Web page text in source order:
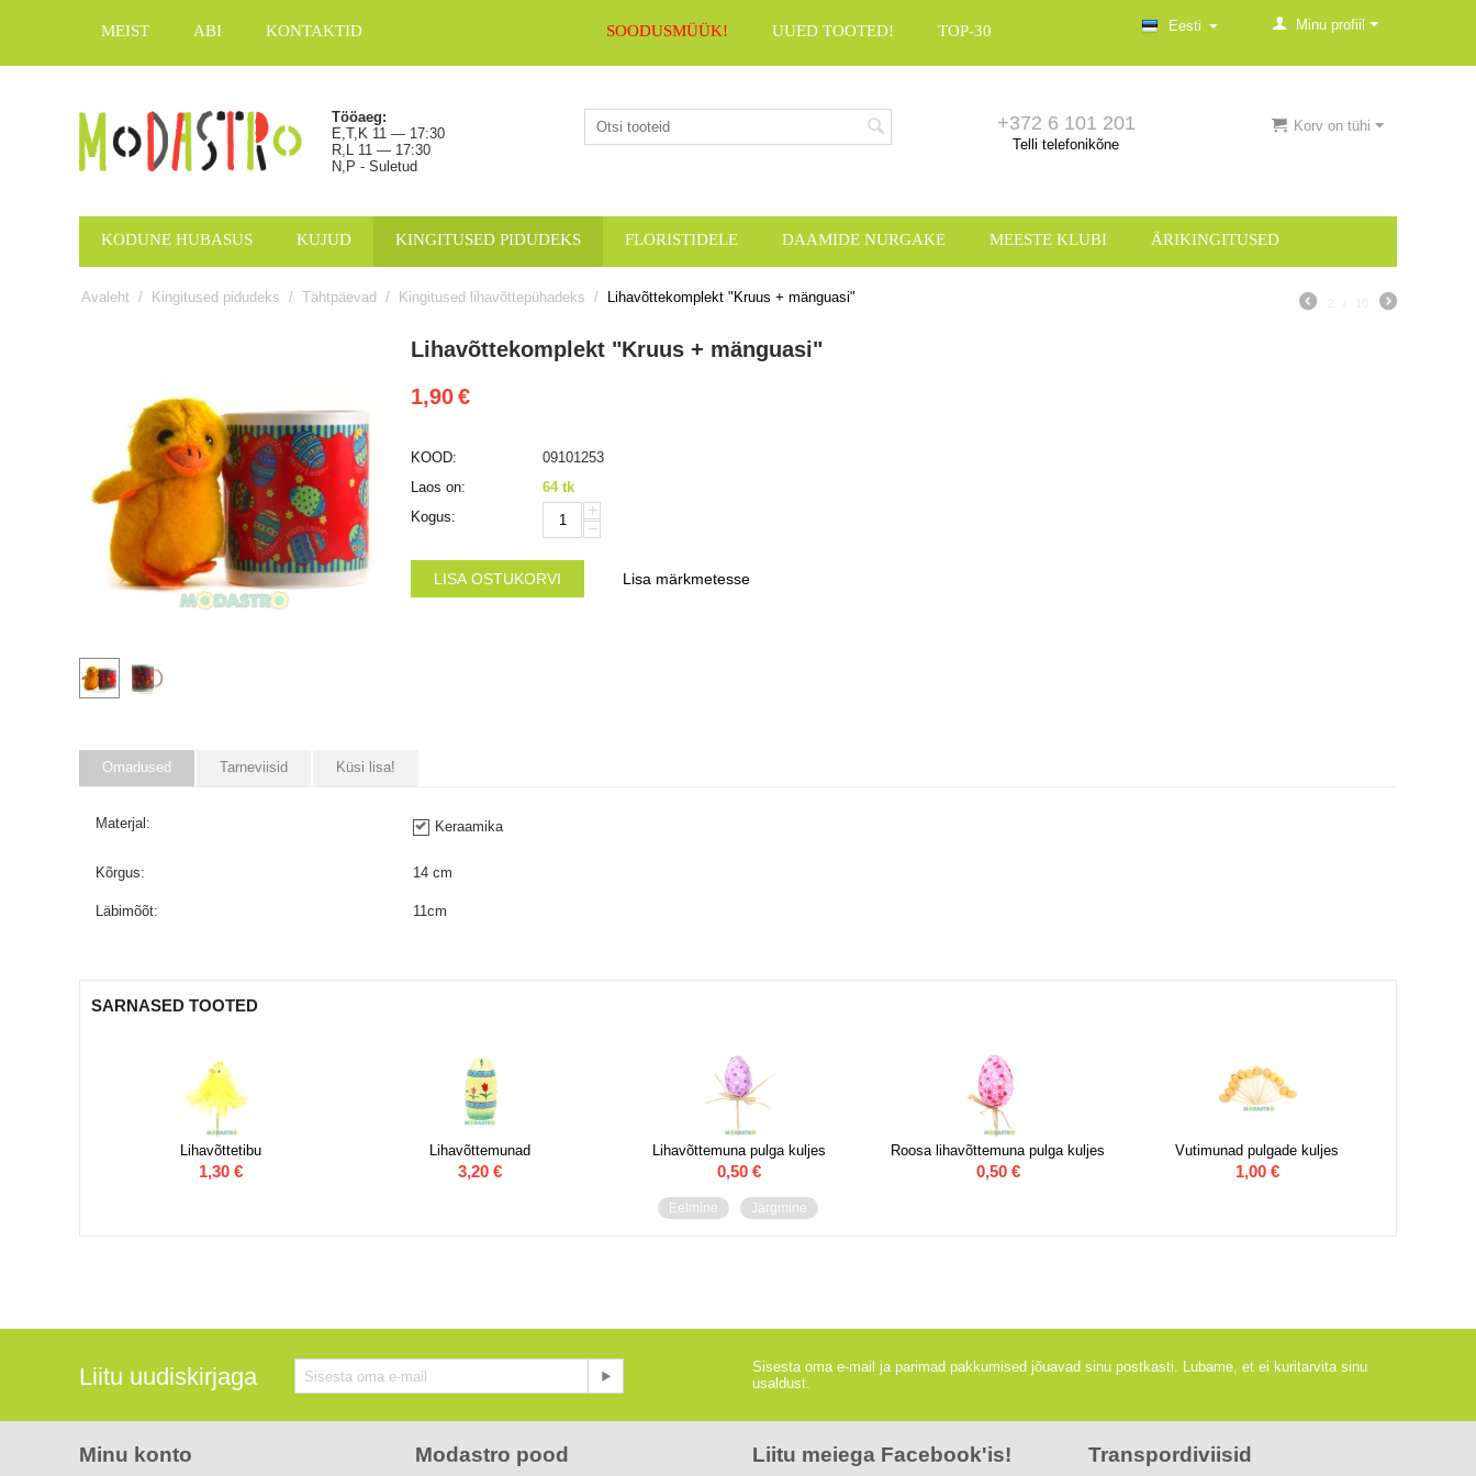
MEIST ABI KONTAKTID SOODUSMÜÜK! UUED TOOTED! TOP-30 Minu profiil
Eesti
Tööaeg:
E,T,K 11 — 17:30
R,L 11 — 17:30
N,P - Suletud
+372 6 101 201
Telli telefonikõne
Korv on tühi
KODUNE HUBASUS KUJUD KINGITUSED PIDUDEKS FLORISTIDELE DAAMIDE NURGAKE MEESTE KLUBI ÄRIKINGITUSED
Avaleht / Kingitused pidudeks / Tähtpäevad / Kingitused lihavõttepühadeks / Lihavõttekomplekt "Kruus + mänguasi"
Lihavõttekomplekt "Kruus + mänguasi"
1,90€
KOOD:
09101253
Laos on:
64 tk
Kogus:
+
−
LISA OSTUKORVI Lisa märkmetesse
Omadused Tarneviisid Küsi lisa!
Materjal: Keraamika
Kõrgus: 14 cm
Läbimõõt: 11cm
SARNASED TOOTED
Lihavõttetibu
1,30 €
Lihavõttemunad
3,20 €
Lihavõttemuna pulga kuljes
0,50 €
Roosa lihavõttemuna pulga kuljes
0,50 €
Vutimunad pulgade kuljes
1,00 €
Eelmine Järgmine
Liitu uudiskirjaga
Sisesta oma e-mail ja parimad pakkumised jõuavad sinu postkasti. Lubame, et ei kuritarvita sinu
usaldust.
Minu konto Modastro pood Liitu meiega Facebook'is! Transpordiviisid